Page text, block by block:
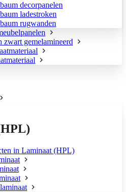
decorpanelen
ladestroken
rugwanden
zwart gemelamineerd
in Laminaat (HPL)